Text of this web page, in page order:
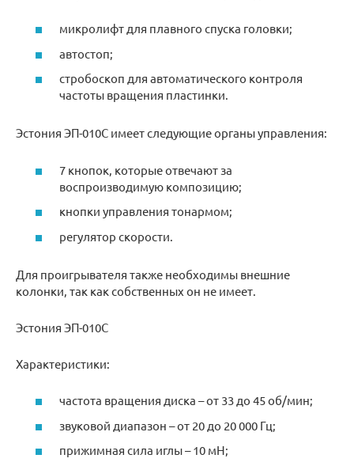
микролифт для плавного спуска головки;
автостоп;
стробоскоп для автоматического контроля
частоты вращения пластинки.
Эстония ЭП-010С имеет следующие органы управления:
7 кнопок, которые отвечают за
воспроизводимую композицию;
кнопки управления тонармом;
регулятор скорости.
Для проигрывателя также необходимы внешние
колонки, так как собственных он не имеет.
Эстония ЭП-010С
Характеристики:
частота вращения диска – от 33 до 45 об/мин;
звуковой диапазон – от 20 до 20 000 Гц;
прижимная сила иглы – 10 мН;